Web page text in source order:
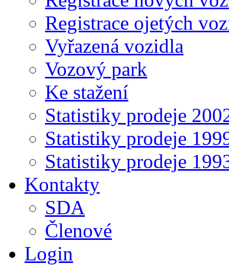
Registrace ojetých
Vyřazená vozidla
Vozový park
Ke stažení
Statistiky prodeje
Statistiky prodeje
Statistiky prodeje
Kontakty
SDA
Členové
Login